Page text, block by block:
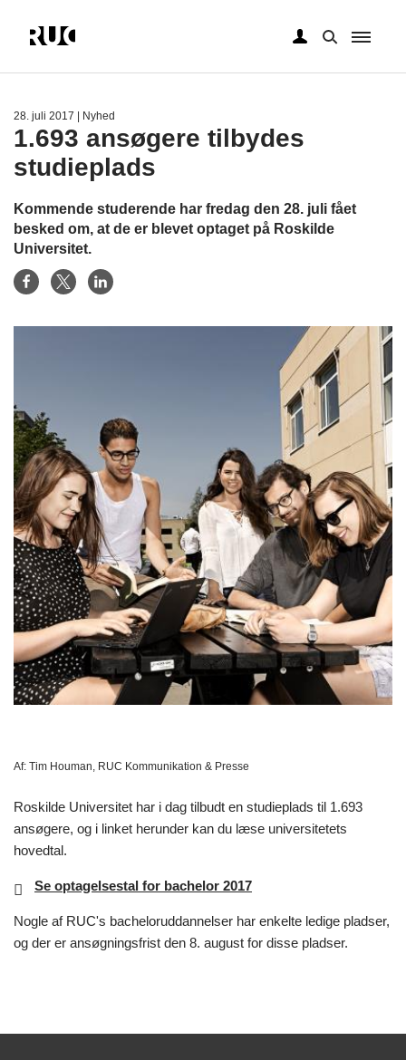
28. juli 2017 | Nyhed
1.693 ansøgere tilbydes
studieplads
Kommende studerende har fredag den 28. juli fået
besked om, at de er blevet optaget på Roskilde
Universitet.
Af: Tim Houman, RUC Kommunikation & Presse
Roskilde Universitet har i dag tilbudt en studieplads til 1.693
ansøgere, og i linket herunder kan du læse universitetets
hovedtal.
Se optagelsestal for bachelor 2017
Nogle af RUC's bacheloruddannelser har enkelte ledige pladser,
og der er ansøgningsfrist den 8. august for disse pladser.